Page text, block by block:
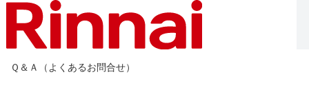
Ｑ＆Ａ（よくあるお問合せ）